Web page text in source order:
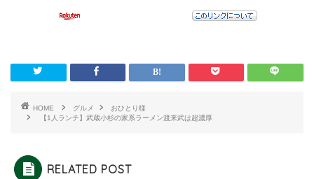
HOME グルメ
おひとり様
【1人ランチ】武蔵小杉の家系ラーメン渡来武は超濃厚
RELATED POST